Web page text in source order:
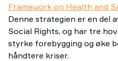
Framework on Health and
Denne strategien er en del
Social Rights, og har tre
styrke forebygging og øke
håndtere kriser.